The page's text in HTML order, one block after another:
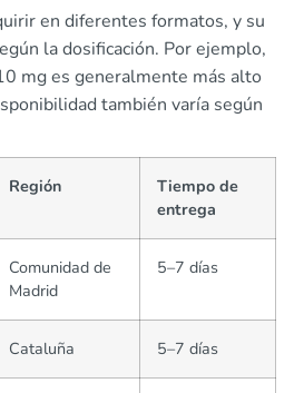
en diferentes formatos, y su
la dosificación. Por ejemplo,
mg es generalmente más alto
también varía según
Región
Tiempo de
entrega
Comunidad de
Madrid
5–7 días
Cataluña 5–7 días